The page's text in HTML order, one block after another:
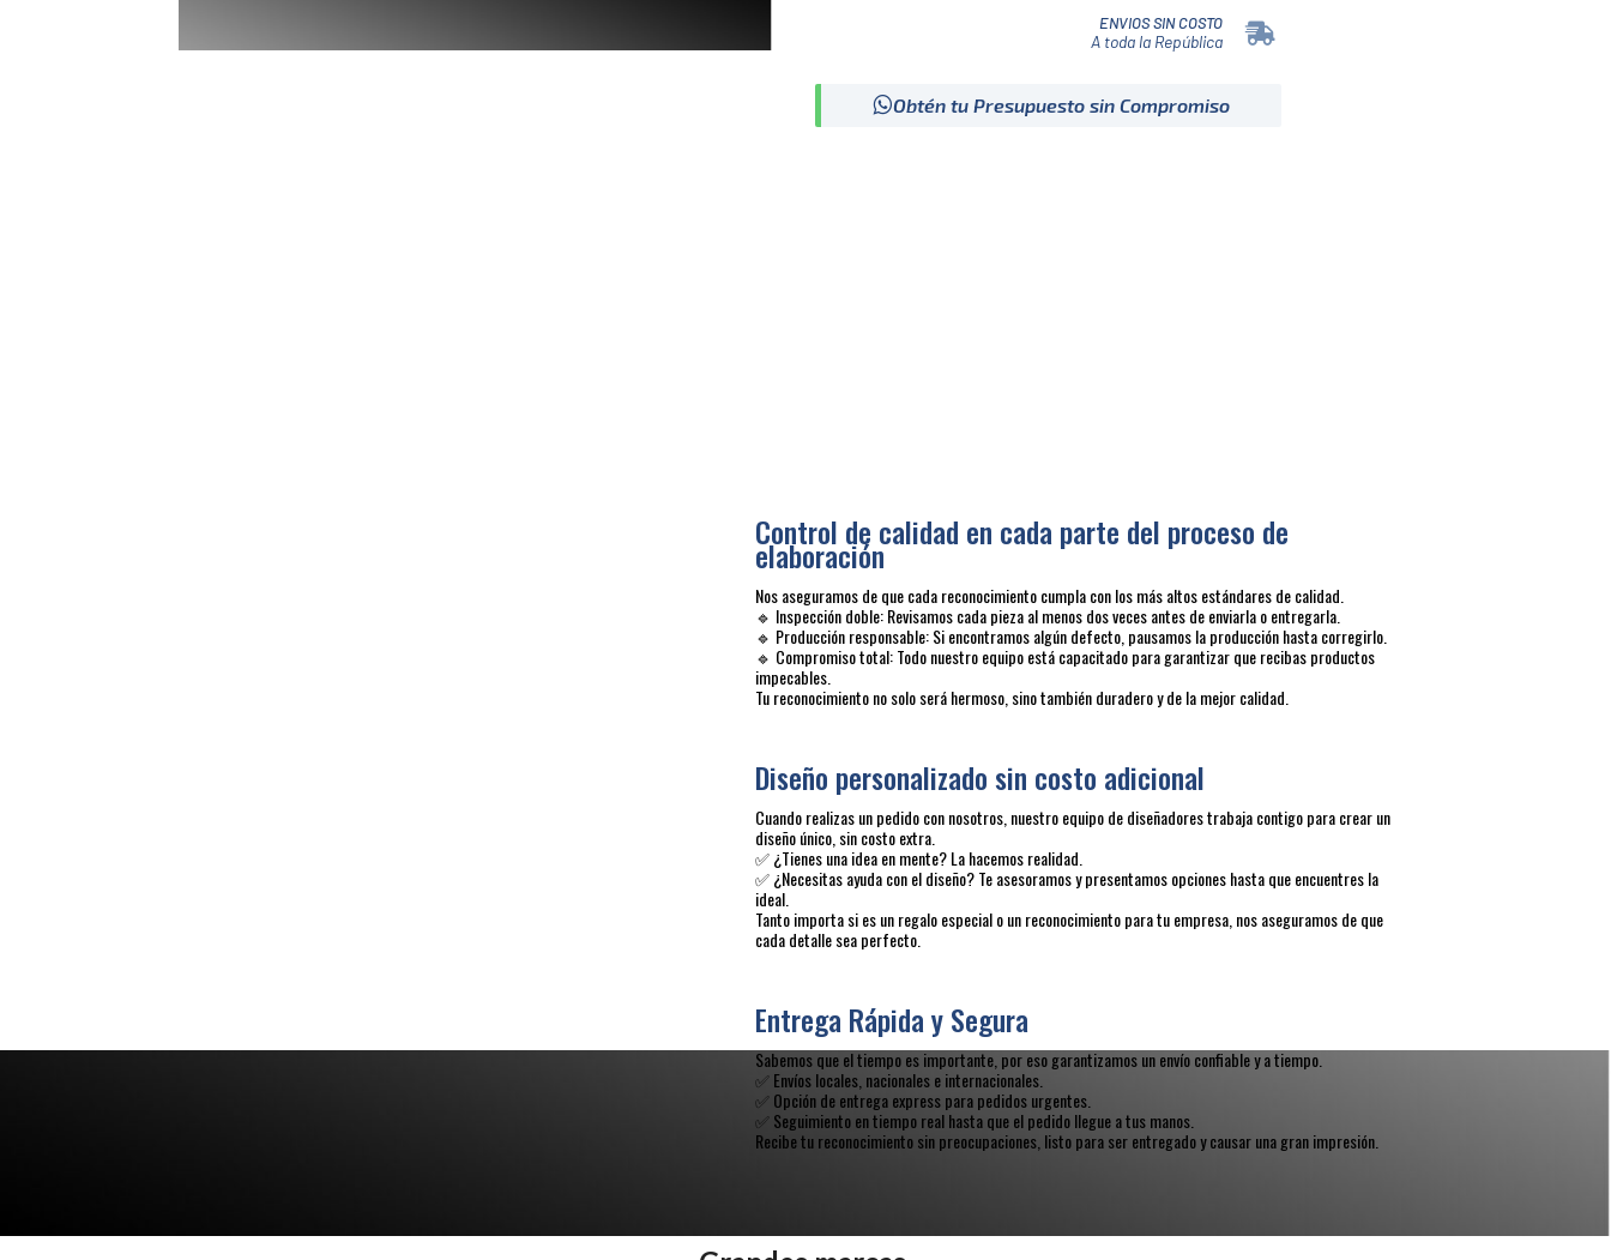
ENVIOS SIN COSTO
A toda la República
Obtén tu Presupuesto sin Compromiso
Control de calidad en cada parte del proceso de
elaboración
Nos aseguramos de que cada reconocimiento cumpla con los más altos estándares de calidad.
🔹 Inspección doble: Revisamos cada pieza al menos dos veces antes de enviarla o entregarla.
🔹 Producción responsable: Si encontramos algún defecto, pausamos la producción hasta corregirlo.
🔹 Compromiso total: Todo nuestro equipo está capacitado para garantizar que recibas productos
impecables.
Tu reconocimiento no solo será hermoso, sino también duradero y de la mejor calidad.
Diseño personalizado sin costo adicional
Cuando realizas un pedido con nosotros, nuestro equipo de diseñadores trabaja contigo para crear un
diseño único, sin costo extra.
✅ ¿Tienes una idea en mente? La hacemos realidad.
✅ ¿Necesitas ayuda con el diseño? Te asesoramos y presentamos opciones hasta que encuentres la
ideal.
Tanto importa si es un regalo especial o un reconocimiento para tu empresa, nos aseguramos de que
cada detalle sea perfecto.
Entrega Rápida y Segura
Sabemos que el tiempo es importante, por eso garantizamos un envío confiable y a tiempo.
✅ Envíos locales, nacionales e internacionales.
✅ Opción de entrega express para pedidos urgentes.
✅ Seguimiento en tiempo real hasta que el pedido llegue a tus manos.
Recibe tu reconocimiento sin preocupaciones, listo para ser entregado y causar una gran impresión.